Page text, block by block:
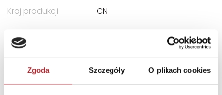
Zgoda Szczegóły O plikach cookies
Kraj produkcji
CN
DANE OSOBY ODPOWIEDZIALNEJ